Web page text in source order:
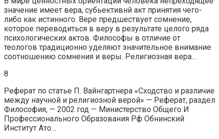
значение имеет вера, субьективнй акт принятия чего-
либо как истинного. Вере предшествует сомнение,
которое переводиться в веру в результате целого ряда
психологических актов. Философы в отличие от
теологов традиционно уделяют значительное внимание
соотношению сомнения и веры. Религиозная вера…
8
Реферат по статье П. Вайнгартнера «Сходство и различие
между научной и религиозной верой» — Реферат, раздел
Философия, — 2002 год — Министерство Общего И
Профессионального Образования Рф Обнинский
Институт Ато…